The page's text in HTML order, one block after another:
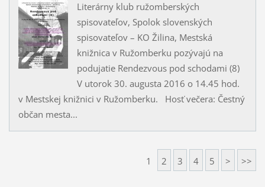
Literárny klub ružomberských
spisovateľov, Spolok slovenských
spisovateľov – KO Žilina, Mestská
knižnica v Ružomberku pozývajú na
podujatie Rendezvous pod schodami (8)
V utorok 30. augusta 2016 o 14.45 hod.
v Mestskej knižnici v Ružomberku. Hosť večera: Čestný
občan mesta...
1 2 3 4 5 > >>